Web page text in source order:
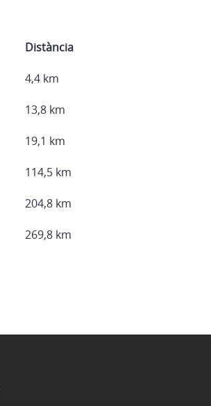
Distància
4,4 km
13,8 km
19,1 km
114,5 km
204,8 km
269,8 km